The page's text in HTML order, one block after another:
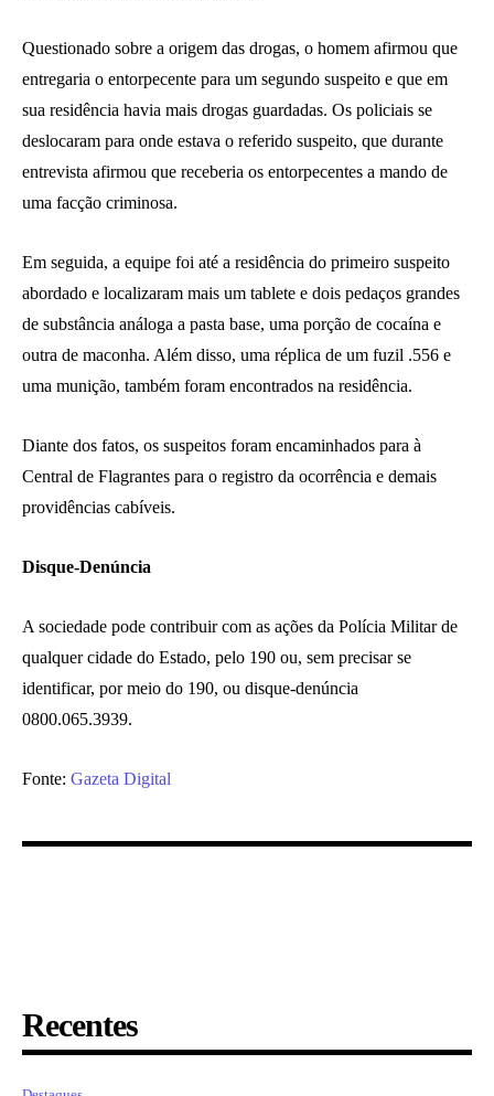
Questionado sobre a origem das drogas, o homem afirmou que
entregaria o entorpecente para um segundo suspeito e que em
sua residência havia mais drogas guardadas. Os policiais se
deslocaram para onde estava o referido suspeito, que durante
entrevista afirmou que receberia os entorpecentes a mando de
uma facção criminosa.
Em seguida, a equipe foi até a residência do primeiro suspeito
abordado e localizaram mais um tablete e dois pedaços grandes
de substância análoga a pasta base, uma porção de cocaína e
outra de maconha. Além disso, uma réplica de um fuzil .556 e
uma munição, também foram encontrados na residência.
Diante dos fatos, os suspeitos foram encaminhados para à
Central de Flagrantes para o registro da ocorrência e demais
providências cabíveis.
Disque-Denúncia
A sociedade pode contribuir com as ações da Polícia Militar de
qualquer cidade do Estado, pelo 190 ou, sem precisar se
identificar, por meio do 190, ou disque-denúncia
0800.065.3939.
Fonte: Gazeta Digital
Recentes